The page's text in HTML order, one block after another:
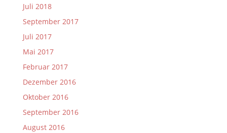
Juli 2018
September 2017
Juli 2017
Mai 2017
Februar 2017
Dezember 2016
Oktober 2016
September 2016
August 2016